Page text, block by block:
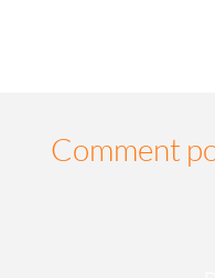
Comment